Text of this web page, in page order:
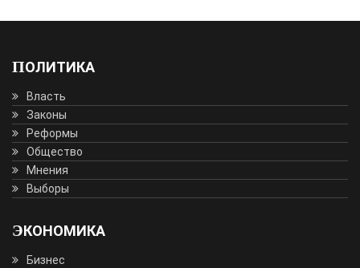
ПОЛИТИКА
Власть
Законы
Реформы
Общество
Мнения
Выборы
ЭКОНОМИКА
Бизнес